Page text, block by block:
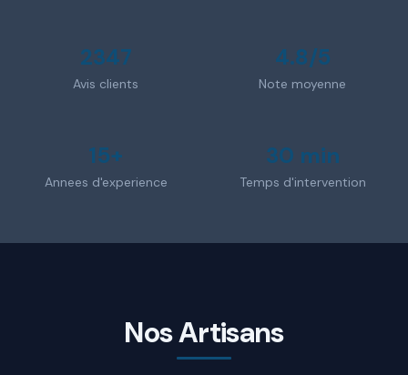
2347
Avis clients
4.8/5
Note moyenne
15+
Annees d'experience
30 min
Temps d'intervention
Nos Artisans